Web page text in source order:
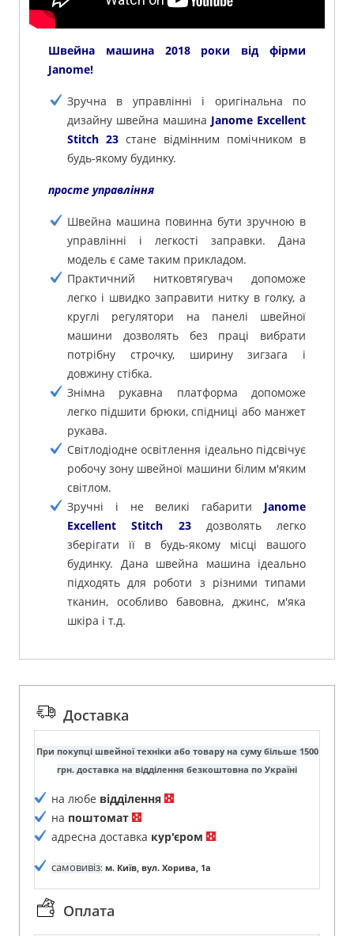
Швейна машина 2018 роки від фірми
Janome!
Зручна в управлінні і оригінальна по
дизайну швейна машина Janome Excellent
Stitch 23 стане відмінним помічником в
будь-якому будинку.
просте управління
Швейна машина повинна бути зручною в
управлінні і легкості заправки. Дана
модель є саме таким прикладом.
Практичний нитковтягувач допоможе
легко і швидко заправити нитку в голку, а
круглі регулятори на панелі швейної
машини дозволять без праці вибрати
потрібну строчку, ширину зигзага і
довжину стібка.
Знімна рукавна платформа допоможе
легко підшити брюки, спідниці або манжет
рукава.
Світлодіодне освітлення ідеально підсвічує
робочу зону швейної машини білим м'яким
світлом.
Зручні і не великі габарити Janome
Excellent Stitch 23дозволять легко
зберігати її в будь-якому місці вашого
будинку. Дана швейна машина ідеально
підходять для роботи з різними типами
тканин, особливо бавовна, джинс, м'яка
шкіра і т.д.
Доставка
При покупці швейної техніки або товару на суму більше 1500
грн. доставка на відділення безкоштовна по Україні
на любе відділення
на поштомат
адресна доставка кур'єром
самовивіз: м. Київ, вул. Хорива, 1а
Оплата